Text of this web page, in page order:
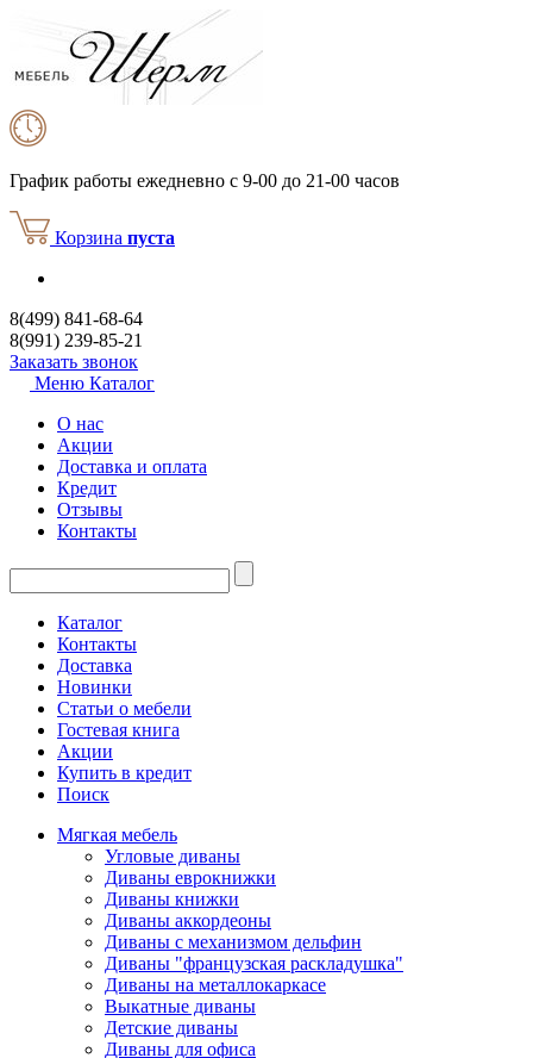
График работы ежедневно с 9-00 до 21-00 часов
Корзина пуста
8(499) 841-68-64
8(991) 239-85-21
Заказать звонок
Меню Каталог
О нас
Акции
Доставка и оплата
Кредит
Отзывы
Контакты
Каталог
Контакты
Доставка
Новинки
Статьи о мебели
Гостевая книга
Акции
Купить в кредит
Поиск
Мягкая мебель
Угловые диваны
Диваны еврокнижки
Диваны книжки
Диваны аккордеоны
Диваны с механизмом дельфин
Диваны "французская раскладушка"
Диваны на металлокаркасе
Выкатные диваны
Детские диваны
Диваны для офиса